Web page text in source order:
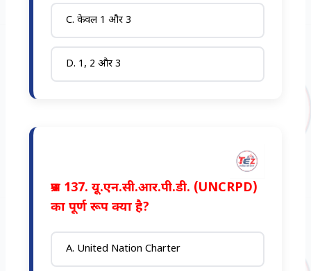
C. केवल 1 और 3
D. 1, 2 और 3
प्रश्न 137. यू.एन.सी.आर.पी.डी. (UNCRPD)
का पूर्ण रूप क्या है?
A. United Nation Charter